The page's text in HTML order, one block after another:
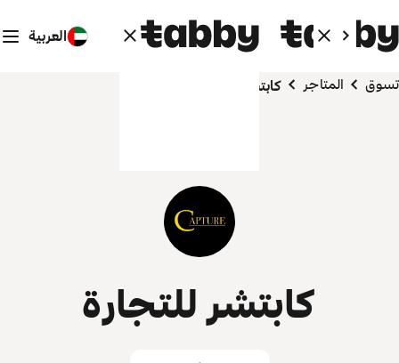
العربية
تسوق المتاجر كابتشر للتجارة
كابتشر للتجارة